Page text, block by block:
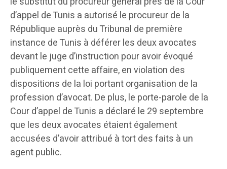
d’appel de Tunis a autorisé le procureur de la
République auprès du Tribunal de première
instance de Tunis à déférer les deux avocates
devant le juge d’instruction pour avoir évoqué
publiquement cette affaire, en violation des
dispositions de la loi portant organisation de la
profession d’avocat. De plus, le porte-parole de la
Cour d’appel de Tunis a déclaré le 29 septembre
que les deux avocates étaient également
accusées d’avoir attribué à tort des faits à un
agent public.